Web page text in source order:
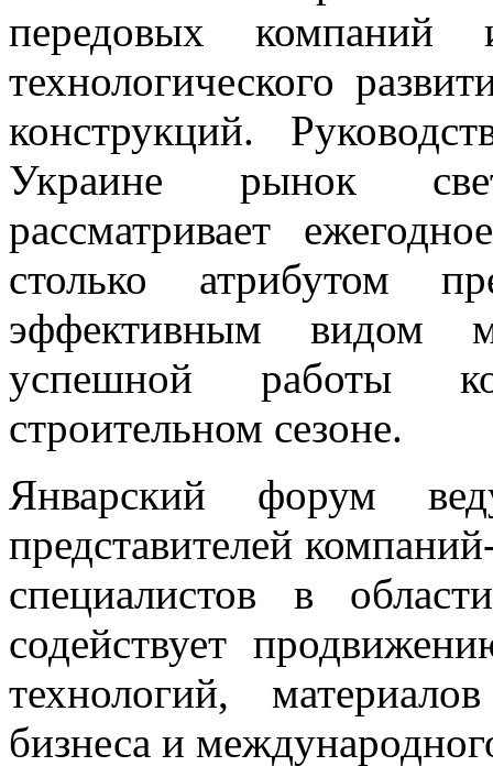
передовых компаний
технологического
конструкций.
Украине рынок
рассматривает
столько атрибутом
эффективным видом
успешной работы
строительном сезоне.
Январский форум
представителей
специалистов в
содействует
технологий,
бизнеса и